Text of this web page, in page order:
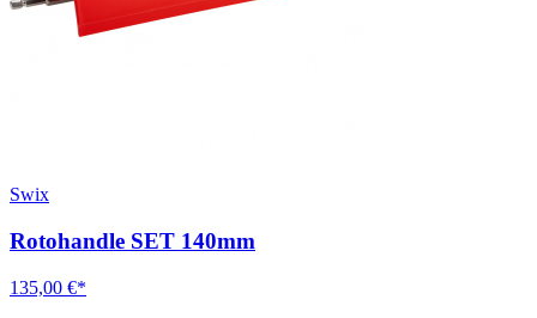
Swix
Rotohandle SET 140mm
135,00 €*